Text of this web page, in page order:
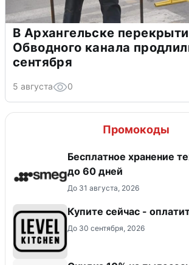
В Архангельске
Обводного канала
сентября
5 августа 0
Промокоды
Бесплатное хранение
до 60 дней
До 31 августа, 2026
Купите сейчас -
До 30 сентября, 2026